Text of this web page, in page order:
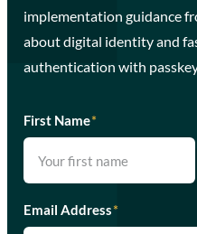
implementation guidance
about digital identity and
authentication with
First Name*
Email Address*